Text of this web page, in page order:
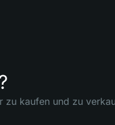
kaufen und zu